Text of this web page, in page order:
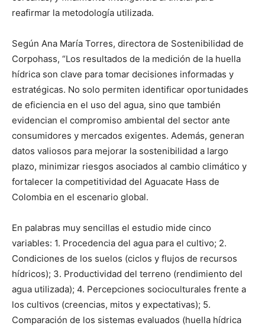
reafirmar la metodología utilizada.
Según Ana María Torres, directora de Sostenibilidad de
Corpohass, “Los resultados de la medición de la huella
hídrica son clave para tomar decisiones informadas y
estratégicas. No solo permiten identificar oportunidades
de eficiencia en el uso del agua, sino que también
evidencian el compromiso ambiental del sector ante
consumidores y mercados exigentes. Además, generan
datos valiosos para mejorar la sostenibilidad a largo
plazo, minimizar riesgos asociados al cambio climático y
fortalecer la competitividad del Aguacate Hass de
Colombia en el escenario global.
En palabras muy sencillas el estudio mide cinco
variables: 1. Procedencia del agua para el cultivo; 2.
Condiciones de los suelos (ciclos y flujos de recursos
hídricos); 3. Productividad del terreno (rendimiento del
agua utilizada); 4. Percepciones socioculturales frente a
los cultivos (creencias, mitos y expectativas); 5.
Comparación de los sistemas evaluados (huella hídrica